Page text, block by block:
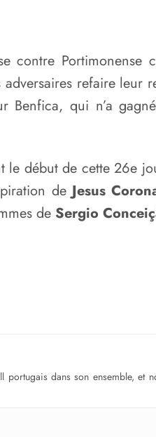
contre Portimonense
refaire leur
Benfica, qui n’a
début de cette 26e
deJesus
de Sergio
dans son ensemble, et